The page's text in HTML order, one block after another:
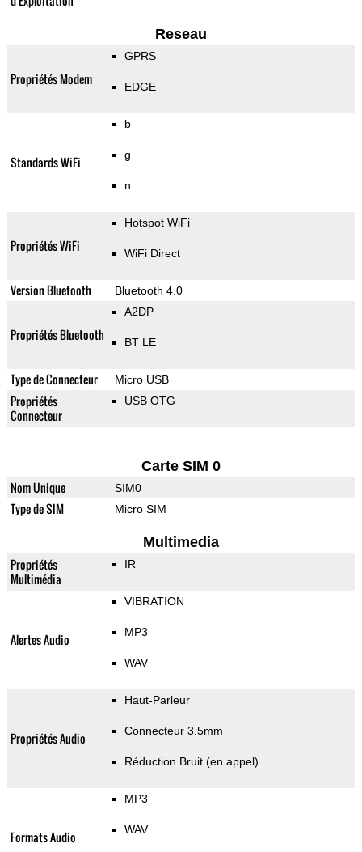
Reseau
Propriétés Modem
GPRS
EDGE
Standards WiFi
b
g
n
Propriétés WiFi
Hotspot WiFi
WiFi Direct
Version Bluetooth Bluetooth 4.0
Propriétés Bluetooth
A2DP
BT LE
Type de Connecteur Micro USB
Propriétés
Connecteur
USB OTG
Carte SIM 0
Nom Unique SIM0
Type de SIM Micro SIM
Multimedia
Propriétés
Multimédia
IR
Alertes Audio
VIBRATION
MP3
WAV
Propriétés Audio
Haut-Parleur
Connecteur 3.5mm
Réduction Bruit (en appel)
Formats Audio
MP3
WAV